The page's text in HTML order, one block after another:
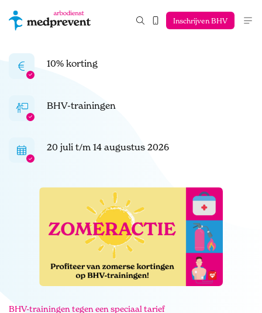
Inschrijven BHV
10% korting
BHV-trainingen
20 juli t/m 14 augustus 2026
BHV-trainingen tegen een speciaal tarief